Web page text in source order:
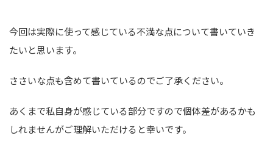
今回は実際に使って感じている不満な点について書いていき
たいと思います。
ささいな点も含めて書いているのでご了承ください。
あくまで私自身が感じている部分ですので個体差があるかも
しれませんがご理解いただけると幸いです。